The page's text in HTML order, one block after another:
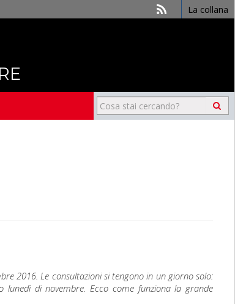
La collana
2016. Le consultazioni si tengono in un giorno solo:
lunedì di novembre. Ecco come funziona la grande